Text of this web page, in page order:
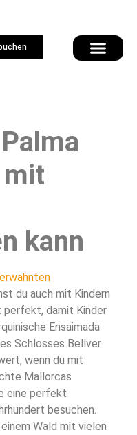
kann
du auch mit Kindern
perfekt, damit Kinder
Ensaimada
Schlosses Bellver
wenn du mit
Mallorcas
eine perfekt
besuchen.
Wald mit vielen